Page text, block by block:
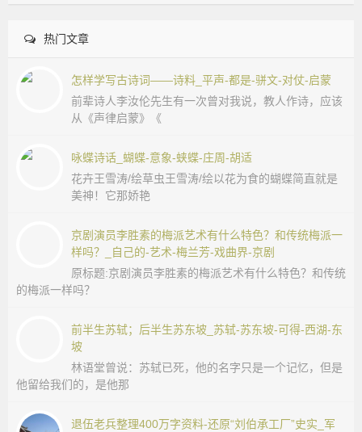
热门文章
怎样学写古诗词——诗料_平声-都是-骈文-对仗-启蒙
前辈诗人李汝伦先生有一次曾对我说，教人作诗，应该
从《声律启蒙》《
咏蝶诗话_蝴蝶-意象-蛱蝶-庄周-胡适
花卉王雪涛/绘草虫王雪涛/绘以花为食的蝴蝶简直就是
美神！它那娇艳
京剧演员李胜素的梅派艺术有什么特色？和传统梅派一
样吗？_自己的-艺术-梅兰芳-戏曲界-京剧
原标题:京剧演员李胜素的梅派艺术有什么特色？和传统
的梅派一样吗？
前半生苏轼；后半生苏东坡_苏轼-苏东坡-可得-西湖-东
坡
林语堂曾说：苏轼已死，他的名字只是一个记忆，但是
他留给我们的，是他那
退伍老兵整理400万字资料-还原“刘伯承工厂”史实_军